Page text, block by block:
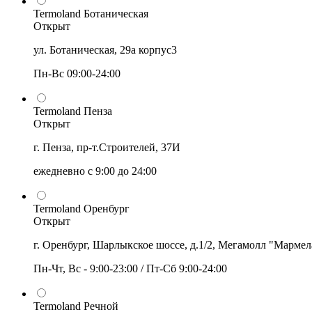
Termoland Ботаническая
Открыт
ул. Ботаническая, 29а корпус3
Пн-Вс 09:00-24:00
Termoland Пенза
Открыт
г. Пенза, пр-т.Строителей, 37И
ежедневно с 9:00 до 24:00
Termoland Оренбург
Открыт
г. Оренбург, Шарлыкское шоссе, д.1/2, Мегамолл
Пн-Чт, Вс - 9:00-23:00 / Пт-Сб 9:00-24:00
Termoland Речной